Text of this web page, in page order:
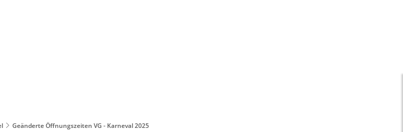
Geänderte Öffnungszeiten VG - Karneval 2025